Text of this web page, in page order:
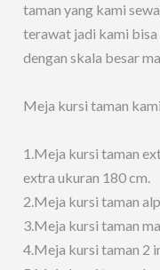
taman yang kami
terawat jadi kami bisa
dengan skala besar
Meja kursi taman
1.Meja kursi taman
extra ukuran 180 cm.
2.Meja kursi taman
3.Meja kursi taman
4.Meja kursi taman 2